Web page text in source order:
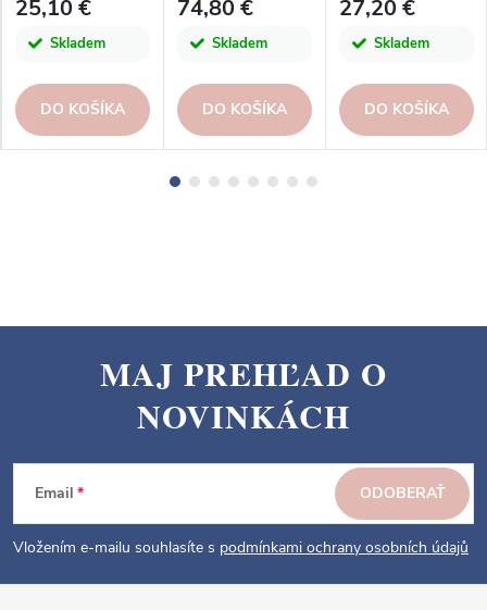
25,10 €
Skladem
DO KOŠÍKA
74,80 €
Skladem
DO KOŠÍKA
27,20 €
Skladem
DO KOŠÍKA
p
e
MAJ PREHĽAD O
NOVINKÁCH
Email
Vložením e-mailu souhlasíte s podmínkami ochrany osobních údajů
ODOBERAŤ